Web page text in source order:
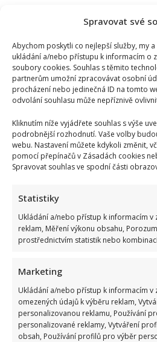
Spravovat své
Abychom poskytli co nejlepší služby, my
ukládání a/nebo přístupu k informacím o
soubory cookies. Souhlas s těmito
partnerům umožní zpracovávat osobní
procházení nebo jedinečná ID na tomto
odvolání souhlasu může nepříznivě
Kliknutím níže vyjádřete souhlas s výše
podrobnější rozhodnutí. Vaše volby
webu. Nastavení můžete kdykoli změnit,
pomocí přepínačů v Zásadách cookies
Spravovat souhlas ve spodní části
Statistiky
Ukládání a/nebo přístup k informacím v
reklam, Měření výkonu obsahu,
prostřednictvím statistik nebo
Marketing
Ukládání a/nebo přístup k informacím v
omezených údajů k výběru reklam,
personalizovanou reklamu, Používání
personalizované reklamy, Vytváření
obsah, Používání profilů pro výběr
Kristýna Leichtová se zastala
kontroverzní fotky: Bude prý